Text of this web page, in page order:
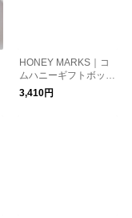
HONEY MARKS｜コ
ムハニーギフトボック
ス ミニサイズ
3,410円